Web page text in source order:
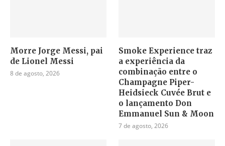
Morre Jorge Messi, pai
de Lionel Messi
8 de agosto, 2026
Smoke Experience traz
a experiência da
combinação entre o
Champagne Piper-
Heidsieck Cuvée Brut e
o lançamento Don
Emmanuel Sun & Moon
7 de agosto, 2026